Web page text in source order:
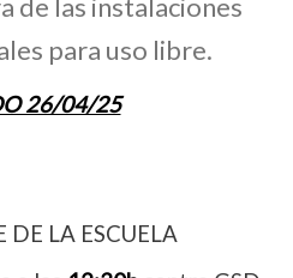
de las instalaciones
para uso libre.
26/04/25
DE LA ESCUELA